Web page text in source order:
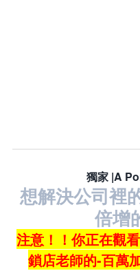
獨家 |A
想解決公司裡
倍增
注意！！你正在觀
鎖店老師的-百萬